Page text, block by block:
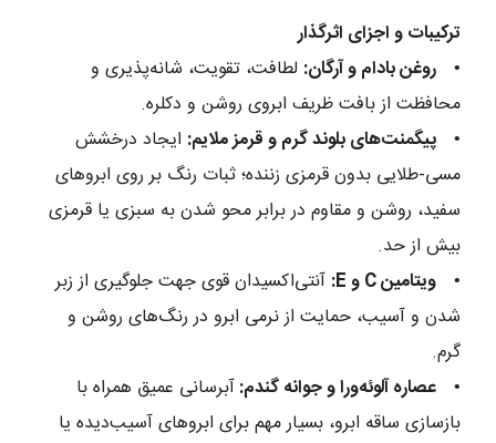
ترکیبات و اجزای اثرگذار
• روغن بادام و آرگان: لطافت، تقویت، شانه‌پذیری و
محافظت از بافت ظریف ابروی روشن و دکلره.
• پیگمنت‌های بلوند گرم و قرمز ملایم: ایجاد درخشش
مسی-طلایی بدون قرمزی زننده؛ ثبات رنگ بر روی ابروهای
سفید، روشن و مقاوم در برابر محو شدن به سبزی یا قرمزی
بیش از حد.
• ویتامین C و E:
آنتی‌اکسیدان قوی جهت جلوگیری از زبر
شدن و آسیب، حمایت از نرمی ابرو در رنگ‌های روشن و
گرم.
• عصاره آلوئه‌ورا و جوانه گندم:آبرسانی عمیق همراه با
بازسازی ساقه ابرو، بسیار مهم برای ابروهای آسیب‌دیده یا